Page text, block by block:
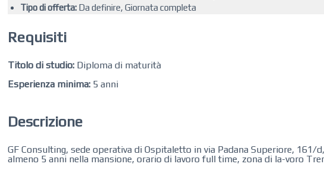
Tipo di offerta:Da definire, Giornata completa
Requisiti
Titolo di studio: Diploma di maturità
Esperienza minima: 5 anni
Descrizione
GF Consulting, sede operativa di Ospitaletto in via Padana Superiore,
almeno 5 anni nella mansione, orario di lavoro full time, zona di la-voro